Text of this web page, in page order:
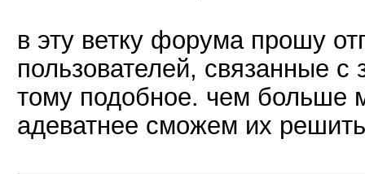
в эту ветку форума прошу
пользователей, связанные с
тому подобное. чем больше
адеватнее сможем их